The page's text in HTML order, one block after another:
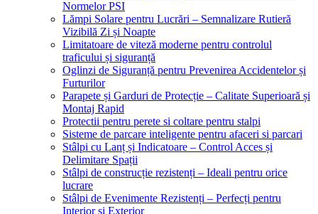
Normelor PSI
Lămpi Solare pentru Lucrări – Semnalizare Rutieră
Vizibilă Zi și Noapte
Limitatoare de viteză moderne pentru controlul
traficului și siguranță
Oglinzi de Siguranță pentru Prevenirea Accidentelor și
Furturilor
Parapete și Garduri de Protecție – Calitate Superioară și
Montaj Rapid
Protectii pentru perete si coltare pentru stalpi
Sisteme de parcare inteligente pentru afaceri si parcari
Stâlpi cu Lanț și Indicatoare – Control Acces și
Delimitare Spații
Stâlpi de construcție rezistenți – Ideali pentru orice
lucrare
Stâlpi de Evenimente Rezistenți – Perfecți pentru
Interior și Exterior